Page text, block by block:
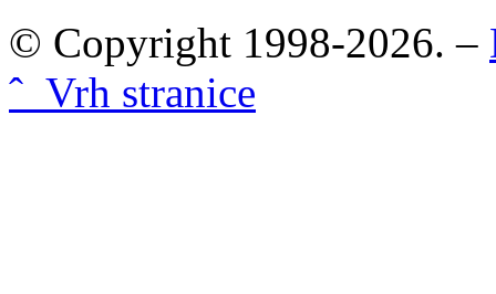
© Copyright 1998-2026. –
ˆ Vrh stranice